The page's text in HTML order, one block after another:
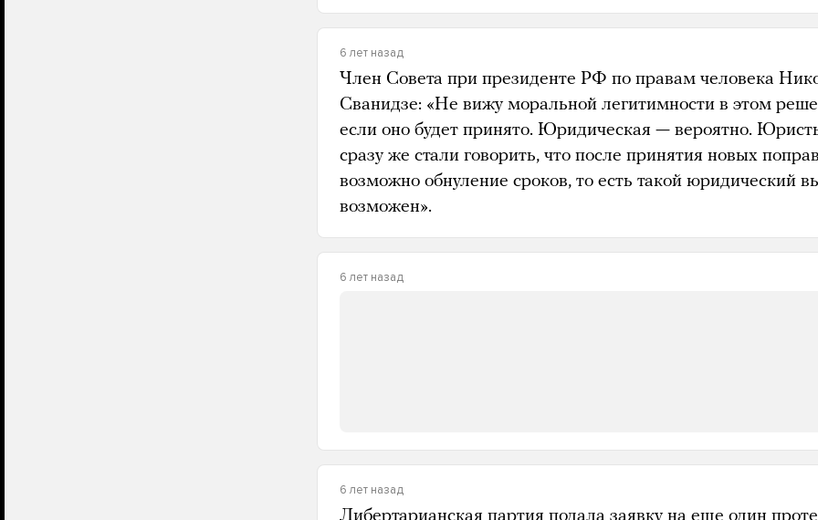
6 лет назад
Член Совета при президенте РФ по правам человека
Сванидзе: «Не вижу моральной легитимности в этом
если оно будет принято. Юридическая — вероятно.
сразу же стали говорить, что после принятия новых
возможно обнуление сроков, то есть такой юридический
возможен».
6 лет назад
6 лет назад